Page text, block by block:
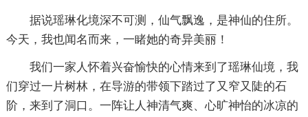
据说瑶琳化境深不可测，仙气飘逸，是神仙的住所。
今天，我也闻名而来，一睹她的奇异美丽！
我们一家人怀着兴奋愉快的心情来到了瑶琳仙境，我
们穿过一片树林，在导游的带领下踏过了又窄又陡的石
阶，来到了洞口。一阵让人神清气爽、心旷神怡的冰凉的